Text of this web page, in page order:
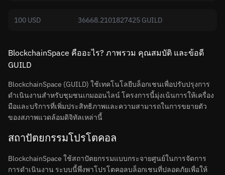
100 USD 36668.2101827425 GUILD
BlockchainSpace คืออะไร? ภาพรวม คุณสมบัติ และข้อดี
GUILD
BlockchainSpace (GUILD) ใช้เทคโนโลยีบล็อกเชนเพื่อปรับปรุงการ
ดำเนินงานสำหรับชุมชนเกมออนไลน์ โครงการนี้มุ่งเน้นการให้เครื่อง
มือและบริการที่เพิ่มประสิทธิภาพและความสามารถในการขยายตัว
ของสภาพแวดล้อมดิจิทัลเหล่านี้
สถาปัตยกรรมโปรโตคอล
BlockchainSpace ใช้สถาปัตยกรรมแบบกระจายศูนย์ในการจัดการ
การดำเนินงาน ระบบนี้พึ่งพาโปรโตคอลบล็อกเชนที่ปลอดภัยเพื่อให้